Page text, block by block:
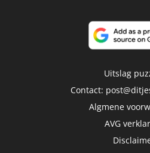
Uitslag
Contact:
Algmene
AVG